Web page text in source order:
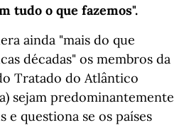
tudo o que fazemos".
ainda "mais do que
décadas" os membros da
Tratado do Atlântico
sejam predominantemente
e questiona se os países